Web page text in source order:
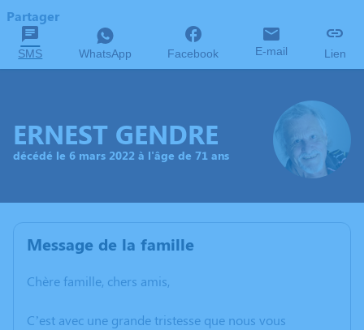
Partager
SMS WhatsApp Facebook E-mail Lien
ERNEST GENDRE
décédé le 6 mars 2022 à l'âge de 71 ans
Message de la famille
Chère famille, chers amis,
C’est avec une grande tristesse que nous vous